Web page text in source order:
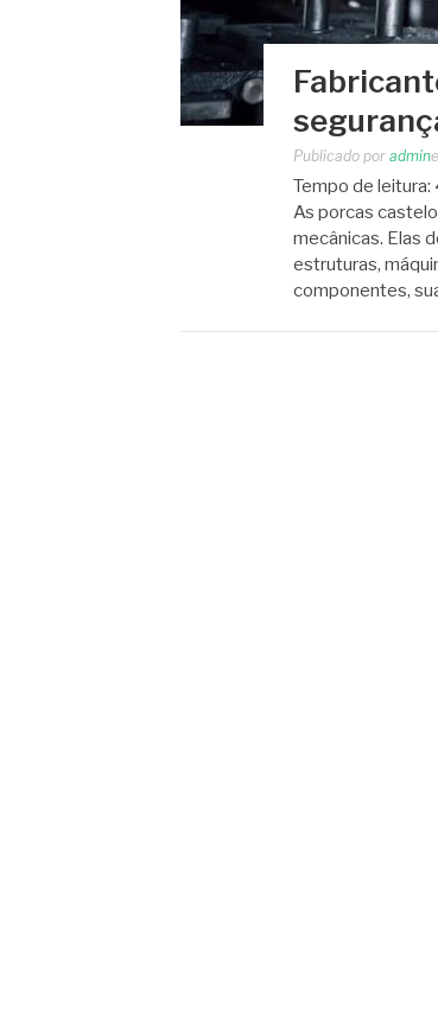
Publicado por admin
Tempo de leitura:
As porcas
mecânicas. Elas
estruturas,
componentes,